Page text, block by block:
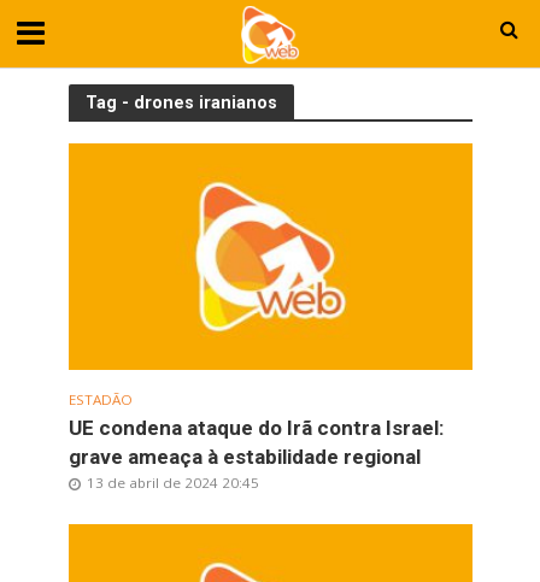
Tag - drones iranianos
ESTADÃO
UE condena ataque do Irã contra Israel:
grave ameaça à estabilidade regional
13 de abril de 2024 20:45